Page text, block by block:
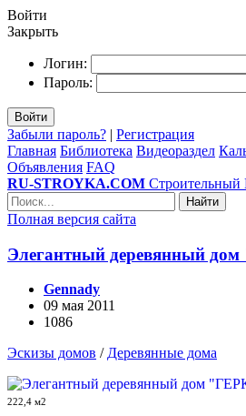
Войти
Закрыть
Логин:
Пароль:
Войти
Забыли пароль? | Регистрация
Главная Библиотека Видеораздел
Объявления FAQ
RU-STROYKA.COM Строительный
Найти
Полная версия сайта
Элегантный деревянный
Gennady
09 мая 2011
1086
Эскизы домов /Деревянные дома
222,4 м2